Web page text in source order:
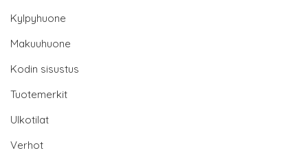
Kylpyhuone
Makuuhuone
Kodin sisustus
Tuotemerkit
Ulkotilat
Verhot